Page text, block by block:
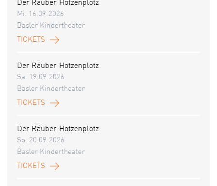
Der Räuber Hotzenplotz
Mi. 16.09.2026
Basler Kindertheater
TICKETS
Der Räuber Hotzenplotz
Sa. 19.09.2026
Basler Kindertheater
TICKETS
Der Räuber Hotzenplotz
So. 20.09.2026
Basler Kindertheater
TICKETS